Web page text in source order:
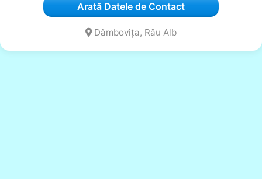
Arată Datele de Contact
Dâmbovița, Râu Alb